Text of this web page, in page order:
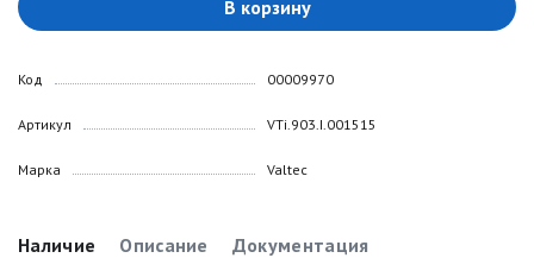
В корзину
Код
Артикул
Марка
00009970
VTi.903.I.001515
Valtec
Наличие Описание Документация